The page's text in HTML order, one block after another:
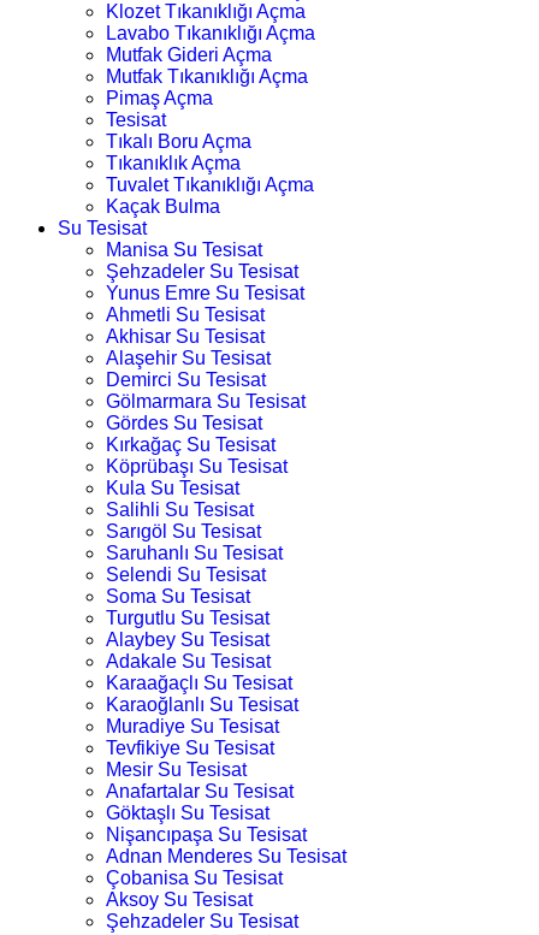
Klozet Tıkanıklığı Açma
Lavabo Tıkanıklığı Açma
Mutfak Gideri Açma
Mutfak Tıkanıklığı Açma
Pimaş Açma
Tesisat
Tıkalı Boru Açma
Tıkanıklık Açma
Tuvalet Tıkanıklığı Açma
Kaçak Bulma
Su Tesisat
Manisa Su Tesisat
Şehzadeler Su Tesisat
Yunus Emre Su Tesisat
Ahmetli Su Tesisat
Akhisar Su Tesisat
Alaşehir Su Tesisat
Demirci Su Tesisat
Gölmarmara Su Tesisat
Gördes Su Tesisat
Kırkağaç Su Tesisat
Köprübaşı Su Tesisat
Kula Su Tesisat
Salihli Su Tesisat
Sarıgöl Su Tesisat
Saruhanlı Su Tesisat
Selendi Su Tesisat
Soma Su Tesisat
Turgutlu Su Tesisat
Alaybey Su Tesisat
Adakale Su Tesisat
Karaağaçlı Su Tesisat
Karaoğlanlı Su Tesisat
Muradiye Su Tesisat
Tevfikiye Su Tesisat
Mesir Su Tesisat
Anafartalar Su Tesisat
Göktaşlı Su Tesisat
Nişancıpaşa Su Tesisat
Adnan Menderes Su Tesisat
Çobanisa Su Tesisat
Aksoy Su Tesisat
Şehzadeler Su Tesisat